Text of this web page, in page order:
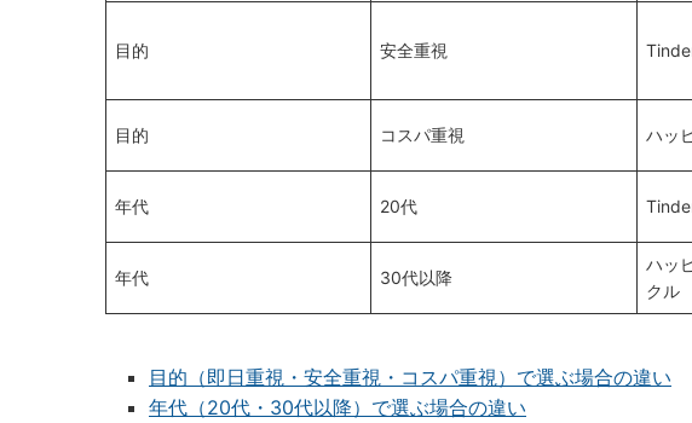
目的 安全重視
目的 コスパ重視 ハッ
年代 20代
年代 30代以降
ハッ
クル
目的（即日重視・安全重視・コスパ重視）で選ぶ場合の違い
年代（20代・30代以降）で選ぶ場合の違い